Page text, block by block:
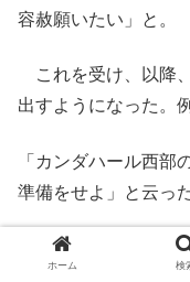
容赦願いたい」と。
これを受け、以降
出すようになった。
「カンダハール西部
準備をせよ」と云っ
これは明瞭且つ簡
ホーム 検